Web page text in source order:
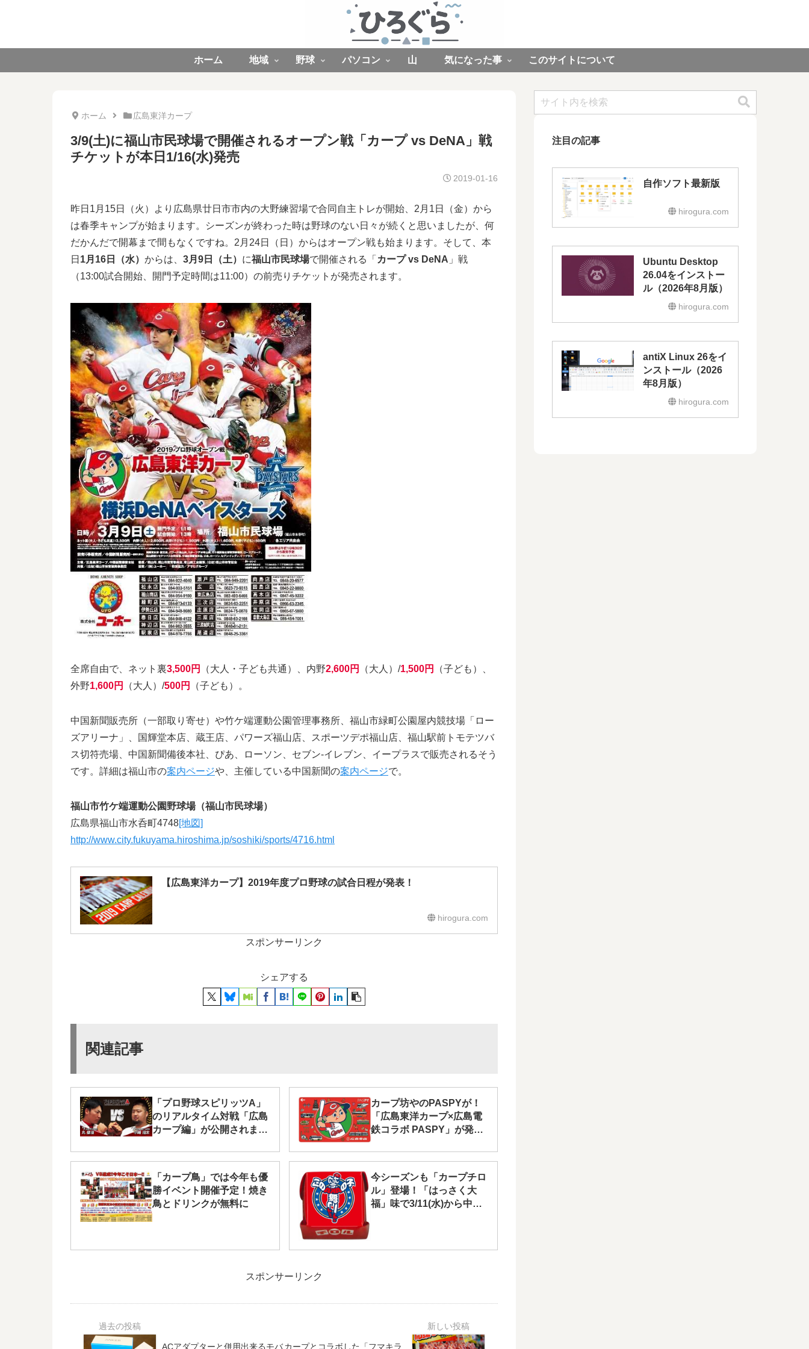
ホーム 地域 野球 パソコン 山 気になった事 このサイトについて
ホーム 広島東洋カープ
3/9(土)に福山市民球場で開催されるオープン戦「カープ vs DeNA」戦
チケットが本日1/16(水)発売
2019-01-16
昨日1月15日（火）より広島県廿日市市内の大野練習場で合同自主トレが開始、2月1日（金）から
は春季キャンプが始まります。シーズンが終わった時は野球のない日々が続くと思いましたが、何
だかんだで開幕まで間もなくですね。2月24日（日）からはオープン戦も始まります。そして、本
日 1月16日（水） からは、 3月9日（土） に福山市民球場で開催される「 カープ vs DeNA 」戦
（13:00試合開始、開門予定時間は11:00）の前売りチケットが発売されます。
全席自由で、ネット裏3,500円 （大人・子ども共通）、内野2,600円 （大人）/1,500円
（子ども）、
外野1,600円 （大人）/500円 （子ども）。
中国新聞販売所（一部取り寄せ）や竹ケ端運動公園管理事務所、福山市緑町公園屋内競技場「ロー
ズアリーナ」、国輝堂本店、蔵王店、パワーズ福山店、スポーツデポ福山店、福山駅前トモテツバ
ス切符売場、中国新聞備後本社、ぴあ、ローソン、セブン-イレブン、イープラスで販売されるそう
です。詳細は福山市の案内ページや、主催している中国新聞の案内ページで。
福山市竹ケ端運動公園野球場（福山市民球場）
広島県福山市水呑町4748[地図]
http://www.city.fukuyama.hiroshima.jp/soshiki/sports/4716.html
【広島東洋カープ】2019年度プロ野球の試合日程が発表！
hirogura.com
スポンサーリンク
シェアする
関連記事
「プロ野球スピリッツA」
のリアルタイム対戦「広島
カープ編」が公開されまし
カープ坊やのPASPYが！
「広島東洋カープ×広島電
鉄コラボ PASPY」が発売
されます！
「カープ鳥」では今年も優
勝イベント開催予定！焼き
鳥とドリンクが無料に
今シーズンも「カープチロ
ル」登場！「はっさく大
福」味で3/11(水)から中
スポンサーリンク
ACアダプターと併用出来るモバカープとコラボした「フマキラ
注目の記事
自作ソフト最新版
hirogura.com
Ubuntu Desktop
26.04をインストー
ル（2026年8月版）
hirogura.com
antiX Linux 26をイ
ンストール（2026
年8月版）
hirogura.com